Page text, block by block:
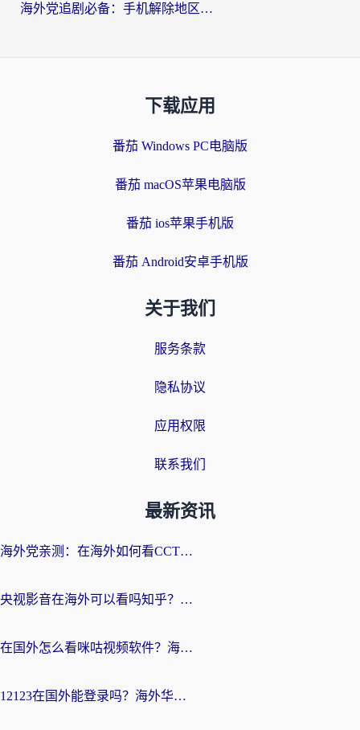
海外党追剧必备：手机解除地区限制app怎么选？解决央视视频&国内剧地区限制全指南
下载应用
番茄 Windows PC电脑版
番茄 macOS苹果电脑版
番茄 ios苹果手机版
番茄 Android安卓手机版
关于我们
服务条款
隐私协议
应用权限
联系我们
最新资讯
海外党亲测：在海外如何看CCTV？告别“仅限大陆播放”的实用指南
央视影音在海外可以看吗知乎？留学生亲测：3步解决地域限制+追剧自由
在国外怎么看咪咕视频软件？海外党亲测有效的回国加速方案
12123在国外能登录吗？海外华人必看的回国加速实用指南